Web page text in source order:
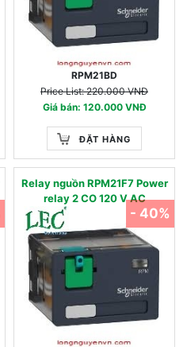
RPM21BD
Price List: 220.000 VNĐ
Giá bán: 120.000 VNĐ
ĐẶT HÀNG
Relay nguồn RPM21F7 Power
relay 2 CO 120 V AC
- 40%